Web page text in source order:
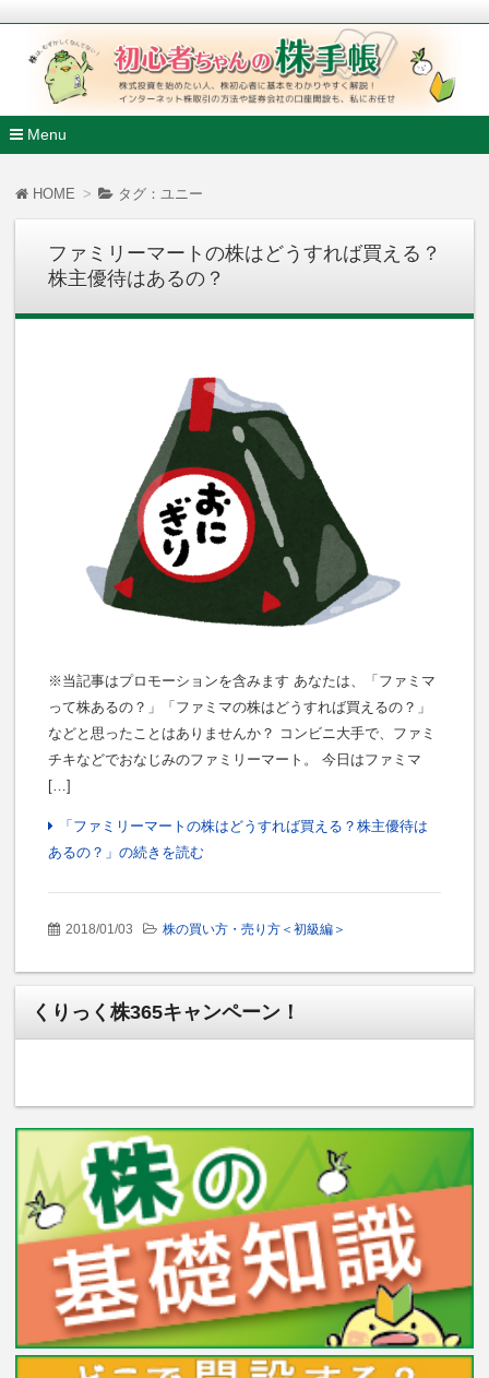
初心者ちゃんの株手帳
株式投資を始めたい人、株初心者に基本をわかりやすく解説
ンターネット株取引の方法や証券会社の口座開設も、私にお任
Menu
HOME タグ：ユニー
ファミリーマートの株はどうすれば買える？
株主優待はあるの？
※当記事はプロモーションを含みます あなたは、「ファミマ
って株あるの？」「ファミマの株はどうすれば買えるの？」
などと思ったことはありませんか？ コンビニ大手で、ファミ
チキなどでおなじみのファミリーマート。 今日はファミマ
[…]
「ファミリーマートの株はどうすれば買える？株主優待は
あるの？」の続きを読む
2018/01/03 株の買い方・売り方＜初級編＞
くりっく株365キャンペーン！